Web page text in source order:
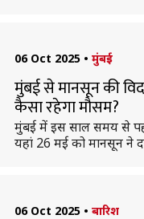
06 Oct 2025 • मुंबई
मुंबई से मानसून की
कैसा रहेगा मौसम?
मुंबई में इस साल समय से
यहां 26 मई को मानसून ने
06 Oct 2025 • बारिश